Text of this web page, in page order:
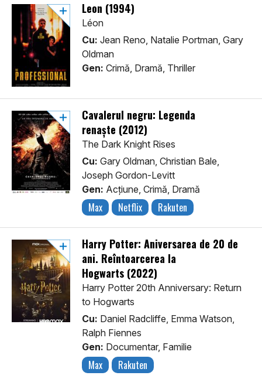
Leon (1994)
Léon
Cu: Jean Reno, Natalie Portman, Gary
Oldman
Gen: Crimă, Dramă, Thriller
Cavalerul negru: Legenda
renaște (2012)
The Dark Knight Rises
Cu: Gary Oldman, Christian Bale,
Joseph Gordon-Levitt
Gen: Acţiune, Crimă, Dramă
Max Netflix Rakuten
Harry Potter: Aniversarea de 20 de
ani. Reîntoarcerea la
Hogwarts (2022)
Harry Potter 20th Anniversary: Return
to Hogwarts
Cu: Daniel Radcliffe, Emma Watson,
Ralph Fiennes
Gen: Documentar, Familie
Max Rakuten